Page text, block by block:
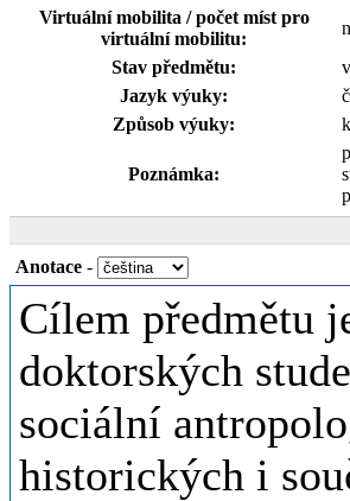
Virtuální mobilita / počet míst pro
virtuální mobilitu:
Stav předmětu:
Jazyk výuky:
Způsob výuky:
Poznámka:
Anotace -
Cílem předmětu
doktorských
sociální
historických i